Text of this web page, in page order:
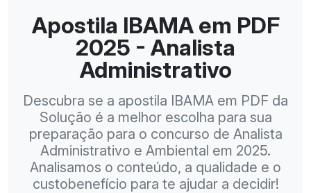
Apostila IBAMA em PDF
2025 - Analista
Administrativo
Descubra se a apostila IBAMA em PDF da
Solução é a melhor escolha para sua
preparação para o concurso de Analista
Administrativo e Ambiental em 2025.
Analisamos o conteúdo, a qualidade e o
custobenefício para te ajudar a decidir!